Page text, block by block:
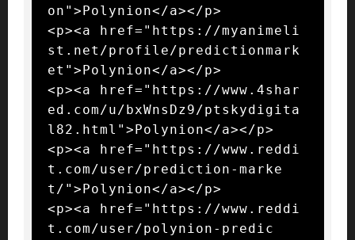
on">Polynion</a></p>
<p><a href="https://myanimeli
st.net/profile/predictionmark
et">Polynion</a></p>
<p><a href="https://www.4shar
ed.com/u/bxWnsDz9/ptskydigita
l82.html">Polynion</a></p>
<p><a href="https://www.reddi
t.com/user/prediction-marke
t/">Polynion</a></p>
<p><a href="https://www.reddi
t.com/user/polynion-predic